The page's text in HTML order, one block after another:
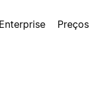
Enterprise Preços